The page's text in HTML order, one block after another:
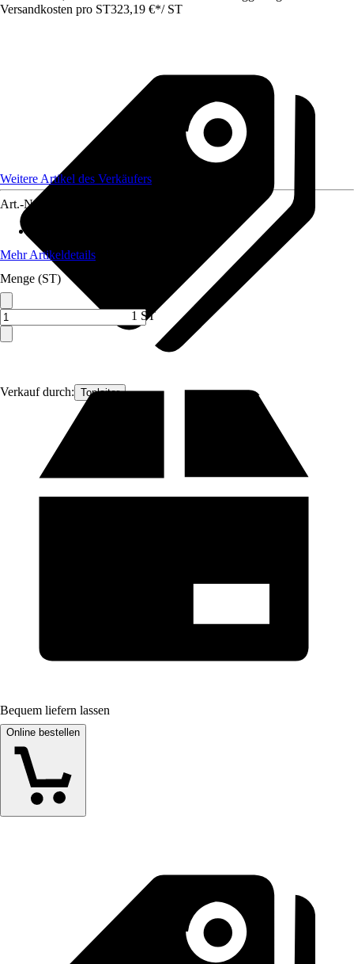
Versandkosten pro ST323,19 €*/ ST
Verkauf durch: Topleiter
Weitere Artikel des Verkäufers
Art.-Nr.
Mehr Artikeldetails
Menge (ST)
1 ST
Bequem liefern lassen
Online bestellen